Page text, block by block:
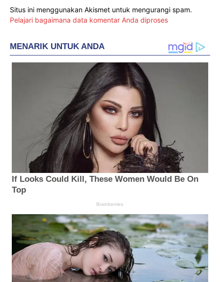
Situs ini menggunakan Akismet untuk mengurangi spam.
Pelajari bagaimana data komentar Anda diproses